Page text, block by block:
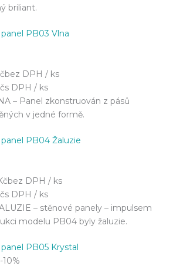
briliant.
PB03 Vlna
bez DPH / ks
s DPH / ks
– Panel zkonstruován z pásů
v jedné formě.
PB04 Žaluzie
bez DPH / ks
s DPH / ks
– stěnové panely – impulsem
modelu PB04 byly žaluzie.
PB05 Krystal
-10%